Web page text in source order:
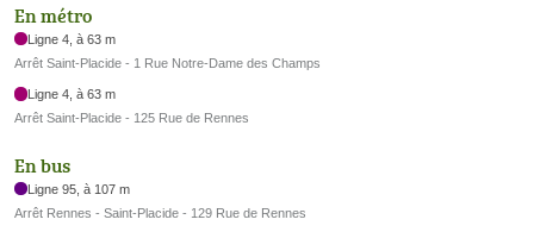
En métro
Ligne 4, à 63 m
Arrêt Saint-Placide - 1 Rue Notre-Dame des Champs
Ligne 4, à 63 m
Arrêt Saint-Placide - 125 Rue de Rennes
En bus
Ligne 95, à 107 m
Arrêt Rennes - Saint-Placide - 129 Rue de Rennes